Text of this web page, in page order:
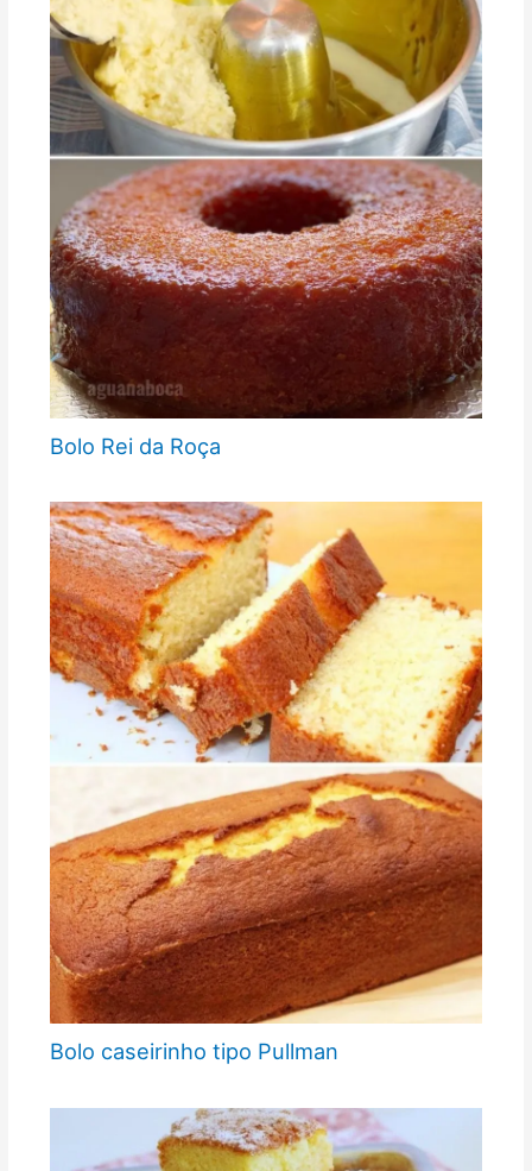
Bolo Rei da Roça
Bolo caseirinho tipo Pullman